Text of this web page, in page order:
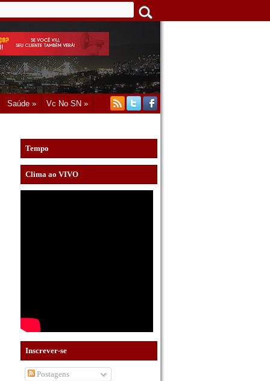
Saúde » Vc No SN »
Tempo
Clima ao VIVO
Inscrever-se
Postagens